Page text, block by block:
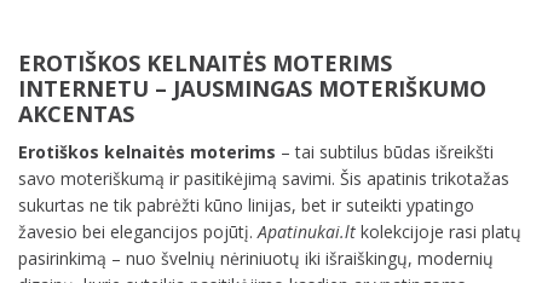
EROTIŠKOS KELNAITĖS MOTERIMS
INTERNETU – JAUSMINGAS MOTERIŠKUMO
AKCENTAS
Erotiškos kelnaitės moterims – tai subtilus būdas išreikšti
savo moteriškumą ir pasitikėjimą savimi. Šis apatinis trikotažas
sukurtas ne tik pabrėžti kūno linijas, bet ir suteikti ypatingo
žavesio bei elegancijos pojūtį. Apatinukai.lt kolekcijoje rasi platų
pasirinkimą – nuo švelnių nėriniuotų iki išraiškingų, modernių